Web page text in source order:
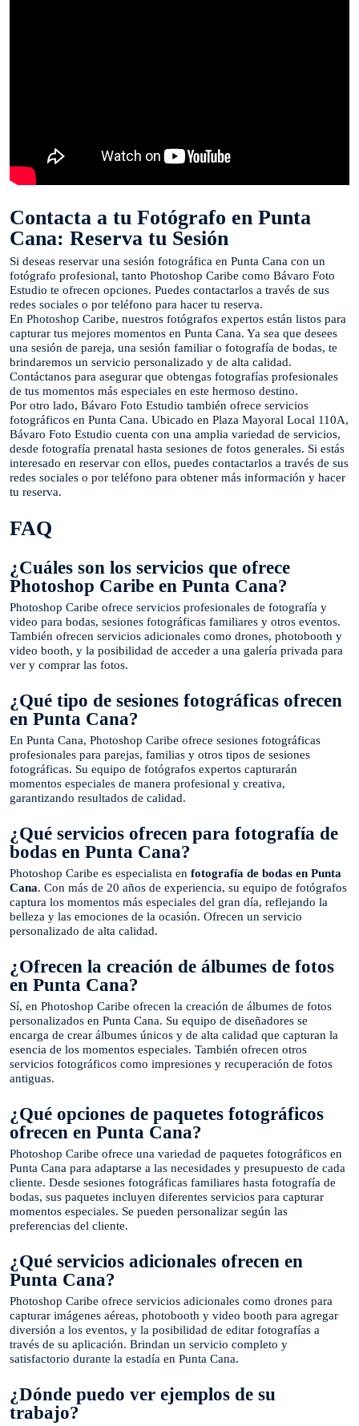
Contacta a tu Fotógrafo en Punta
Cana: Reserva tu Sesión
Si deseas reservar una sesión fotográfica en Punta Cana con un
fotógrafo profesional, tanto Photoshop Caribe como Bávaro Foto
Estudio te ofrecen opciones. Puedes contactarlos a través de sus
redes sociales o por teléfono para hacer tu reserva.
En Photoshop Caribe, nuestros fotógrafos expertos están listos para
capturar tus mejores momentos en Punta Cana. Ya sea que desees
una sesión de pareja, una sesión familiar o fotografía de bodas, te
brindaremos un servicio personalizado y de alta calidad.
Contáctanos para asegurar que obtengas fotografías profesionales
de tus momentos más especiales en este hermoso destino.
Por otro lado, Bávaro Foto Estudio también ofrece servicios
fotográficos en Punta Cana. Ubicado en Plaza Mayoral Local 110A,
Bávaro Foto Estudio cuenta con una amplia variedad de servicios,
desde fotografía prenatal hasta sesiones de fotos generales. Si estás
interesado en reservar con ellos, puedes contactarlos a través de sus
redes sociales o por teléfono para obtener más información y hacer
tu reserva.
FAQ
¿Cuáles son los servicios que ofrece
Photoshop Caribe en Punta Cana?
Photoshop Caribe ofrece servicios profesionales de fotografía y
video para bodas, sesiones fotográficas familiares y otros eventos.
También ofrecen servicios adicionales como drones, photobooth y
video booth, y la posibilidad de acceder a una galería privada para
ver y comprar las fotos.
¿Qué tipo de sesiones fotográficas ofrecen
en Punta Cana?
En Punta Cana, Photoshop Caribe ofrece sesiones fotográficas
profesionales para parejas, familias y otros tipos de sesiones
fotográficas. Su equipo de fotógrafos expertos capturarán
momentos especiales de manera profesional y creativa,
garantizando resultados de calidad.
¿Qué servicios ofrecen para fotografía de
bodas en Punta Cana?
Photoshop Caribe es especialista en fotografía de bodas en Punta
Cana. Con más de 20 años de experiencia, su equipo de fotógrafos
captura los momentos más especiales del gran día, reflejando la
belleza y las emociones de la ocasión. Ofrecen un servicio
personalizado de alta calidad.
¿Ofrecen la creación de álbumes de fotos
en Punta Cana?
Sí, en Photoshop Caribe ofrecen la creación de álbumes de fotos
personalizados en Punta Cana. Su equipo de diseñadores se
encarga de crear álbumes únicos y de alta calidad que capturan la
esencia de los momentos especiales. También ofrecen otros
servicios fotográficos como impresiones y recuperación de fotos
antiguas.
¿Qué opciones de paquetes fotográficos
ofrecen en Punta Cana?
Photoshop Caribe ofrece una variedad de paquetes fotográficos en
Punta Cana para adaptarse a las necesidades y presupuesto de cada
cliente. Desde sesiones fotográficas familiares hasta fotografía de
bodas, sus paquetes incluyen diferentes servicios para capturar
momentos especiales. Se pueden personalizar según las
preferencias del cliente.
¿Qué servicios adicionales ofrecen en
Punta Cana?
Photoshop Caribe ofrece servicios adicionales como drones para
capturar imágenes aéreas, photobooth y video booth para agregar
diversión a los eventos, y la posibilidad de editar fotografías a
través de su aplicación. Brindan un servicio completo y
satisfactorio durante la estadía en Punta Cana.
¿Dónde puedo ver ejemplos de su
trabajo?